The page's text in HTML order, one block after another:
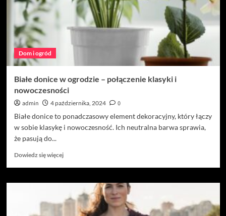
wybrać
idealne
obrazy
rzeźby
Dom i ogród
Białe donice w ogrodzie – połączenie klasyki i
nowoczesności
admin 4 października, 2024
0
Białe donice to ponadczasowy element dekoracyjny, który łączy
w sobie klasykę i nowoczesność. Ich neutralna barwa sprawia,
że pasują do...
Dowiedz się więcejDowiedz
o
donice